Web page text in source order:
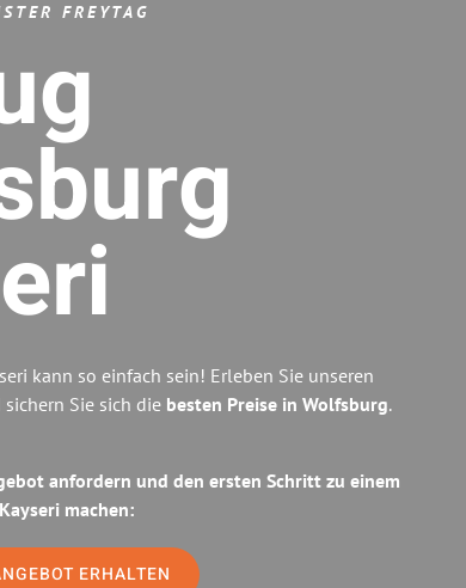
FREYTAG
kann so einfach sein! Erleben Sie unseren
sichern Sie sich die besten Preise in Wolfsburg.
anfordern und den ersten Schritt zu einem
machen:
ERHALTEN